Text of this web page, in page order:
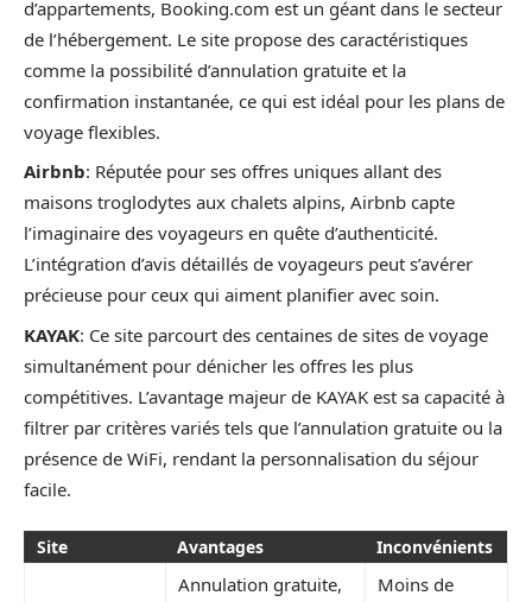
d’appartements, Booking.com est un géant dans le secteur
de l’hébergement. Le site propose des caractéristiques
comme la possibilité d’annulation gratuite et la
confirmation instantanée, ce qui est idéal pour les plans de
voyage flexibles.
Airbnb: Réputée pour ses offres uniques allant des
maisons troglodytes aux chalets alpins, Airbnb capte
l’imaginaire des voyageurs en quête d’authenticité.
L’intégration d’avis détaillés de voyageurs peut s’avérer
précieuse pour ceux qui aiment planifier avec soin.
KAYAK: Ce site parcourt des centaines de sites de voyage
simultanément pour dénicher les offres les plus
compétitives. L’avantage majeur de KAYAK est sa capacité à
filtrer par critères variés tels que l’annulation gratuite ou la
présence de WiFi, rendant la personnalisation du séjour
facile.
Site Avantages Inconvénients
Annulation gratuite, Moins de